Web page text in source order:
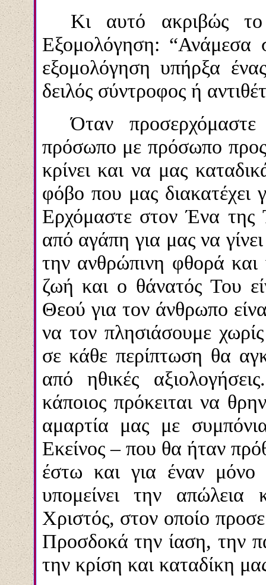
Κι αυτό ακριβώς
Εξομολόγηση: “Ανάμεσα
εξομολόγηση υπήρξα
δειλός σύντροφος ή
Όταν
πρόσωπο με πρόσωπο προς
κρίνει και να μας
φόβο που μας διακατέχει
Ερχόμαστε στον Ένα της
από αγάπη για μας να
την ανθρώπινη φθορά
ζωή και ο θάνατός Του
Θεού για τον άνθρωπο
να τον πλησιάσουμε
σε κάθε περίπτωση θα
από ηθικές
κάποιος πρόκειται να
αμαρτία μας με
Εκείνος – που θα ήταν
έστω και για έναν μόνο
υπομείνει την απώλεια
Χριστός, στον οποίο
Προσδοκά την ίαση, την
την κρίση και καταδίκη